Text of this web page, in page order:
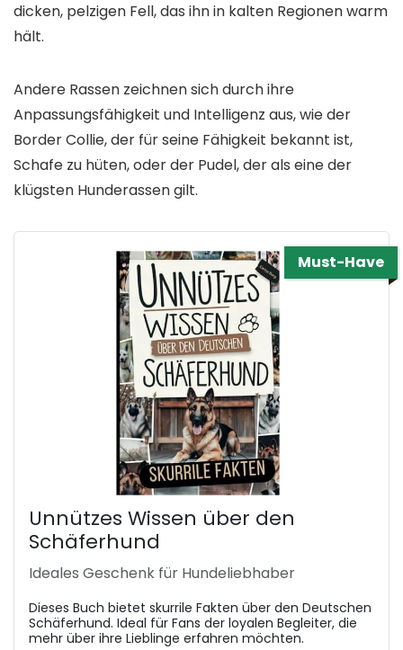
dicken, pelzigen Fell, das ihn in kalten Regionen warm
hält.
Andere Rassen zeichnen sich durch ihre
Anpassungsfähigkeit und Intelligenz aus, wie der
Border Collie, der für seine Fähigkeit bekannt ist,
Schafe zu hüten, oder der Pudel, der als eine der
klügsten Hunderassen gilt.
Must-Have
Unnützes Wissen über den
Schäferhund
Ideales Geschenk für Hundeliebhaber
Dieses Buch bietet skurrile Fakten über den Deutschen
Schäferhund. Ideal für Fans der loyalen Begleiter, die
mehr über ihre Lieblinge erfahren möchten.